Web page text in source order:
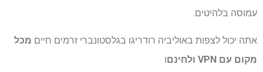
עמוסה בלהיטים.
אתה יכול לצפות באוליביה רודריגו בגלסטונברי זרמים חיים מכל
מקום עם VPN
ולחינםו